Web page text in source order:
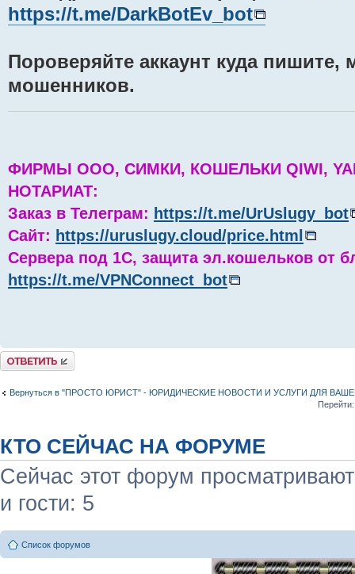
https://t.me/DarkBotEv_bot
Пороверяйте аккаунт куда пишите,
мошенников.
ФИРМЫ ООО, СИМКИ, КОШЕЛЬКИ QIWI,
НОТАРИАТ:
Заказ в Телеграм: https://t.me/UrUslugy_bot
Сайт: https://uruslugy.cloud/price.html
Сервера под 1С, защита эл.кошельков от
https://t.me/VPNConnect_bot
Комментировать
Вернуться в "ПРОСТО ЮРИСТ" - ЮРИДИЧЕСКИЕ НОВОСТИ И УСЛУГИ ДЛЯ
Перейти:
КТО СЕЙЧАС НА ФОРУМЕ
Сейчас этот форум
и гости: 5
Список форумов